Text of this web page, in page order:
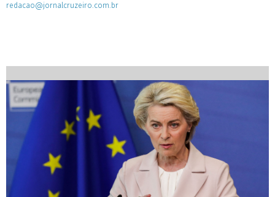
redacao@jornalcruzeiro.com.br